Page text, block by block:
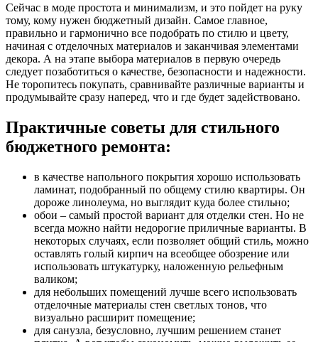
Сейчас в моде простота и минимализм, и это пойдет на руку
тому, кому нужен бюджетный дизайн. Самое главное,
правильно и гармонично все подобрать по стилю и цвету,
начиная с отделочных материалов и заканчивая элементами
декора. А на этапе выбора материалов в первую очередь
следует позаботиться о качестве, безопасности и надежности.
Не торопитесь покупать, сравнивайте различные варианты и
продумывайте сразу наперед, что и где будет задействовано.
Практичные советы для стильного
бюджетного ремонта:
в качестве напольного покрытия хорошо использовать
ламинат, подобранный по общему стилю квартиры. Он
дороже линолеума, но выглядит куда более стильно;
обои – самый простой вариант для отделки стен. Но не
всегда можно найти недорогие приличные варианты. В
некоторых случаях, если позволяет общий стиль, можно
оставлять голый кирпич на всеобщее обозрение или
использовать штукатурку, наложенную рельефным
валиком;
для небольших помещений лучше всего использовать
отделочные материалы стен светлых тонов, что
визуально расширит помещение;
для санузла, безусловно, лучшим решением станет